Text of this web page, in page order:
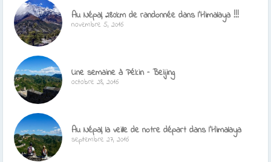
Au Népal, 280km de randonnée dans l’Himalaya !!!
novembre 5, 2016
Une semaine à Pékin – Beijing
octobre 28, 2016
Au Népal, la veille de notre départ dans l’Himalaya
septembre 27, 2016